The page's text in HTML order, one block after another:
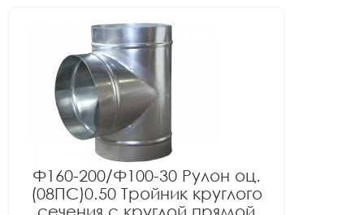
Ф160-200/Ф100-30 Рулон оц.
(08ПС)0.50 Тройник круглого
сечения с круглой прямой